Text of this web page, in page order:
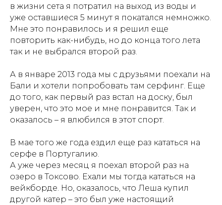
в жизни сета я потратил на выход из воды и
уже оставшиеся 5 минут я покатался немножко.
Мне это понравилось и я решил еще
повторить как-нибудь, но до конца того лета
так и не выбрался второй раз.
А в январе 2013 года мы с друзьями поехали на
Бали и хотели попробовать там серфинг. Еще
до того, как первый раз встал на доску, был
уверен, что это мое и мне понравится. Так и
оказалось – я влюбился в этот спорт.
В мае того же года ездил еще раз кататься на
серфе в Португалию.
А уже через месяц я поехал второй раз на
озеро в Токсово. Ехали мы тогда кататься на
вейкборде. Но, оказалось, что Леша купил
другой катер – это был уже настоящий